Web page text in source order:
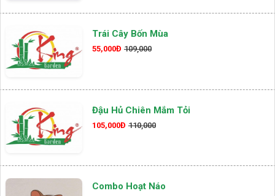
Trái Cây Bốn Mùa
55,000Đ 109,000
Đậu Hủ Chiên Mắm Tỏi
105,000Đ 110,000
Combo Hoạt Náo